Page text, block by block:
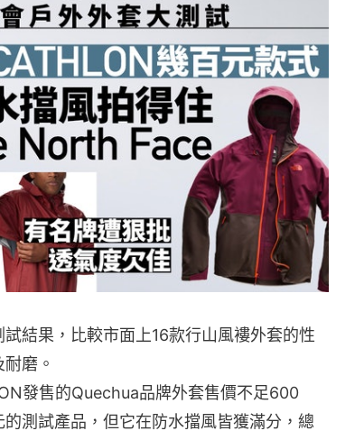
結果，比較市面上16款行山風褸外套的性
磨。
發售的Quechua品牌外套售價不足600
測試產品，但它在防水擋風皆獲滿分，總